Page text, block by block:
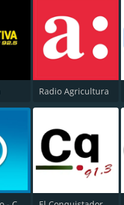
Radio Agricultura